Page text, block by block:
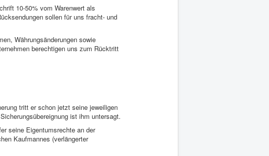
10-50% vom Warenwert als
sollen für uns fracht- und
Währungsänderungen sowie
berechtigen uns zum Rücktritt
tritt er schon jetzt seine jeweiligen
ist ihm untersagt.
seine Eigentumsrechte an der
Kaufmannes (verlängerter